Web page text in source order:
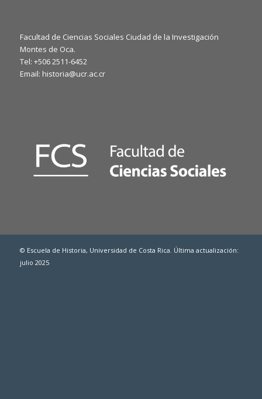
Facultad de Ciencias Sociales Ciudad de la Investigación
Montes de Oca.
Tel: +506 2511-6452
Email: historia@ucr.ac.cr
© Escuela de Historia, Universidad de Costa Rica. Última actualización:
julio 2025